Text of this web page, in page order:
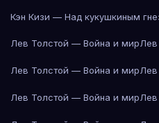
Кэн Кизи — Над кукушкиным
Лев Толстой — Война и мир
Лев Толстой — Война и мир
Лев Толстой — Война и мир